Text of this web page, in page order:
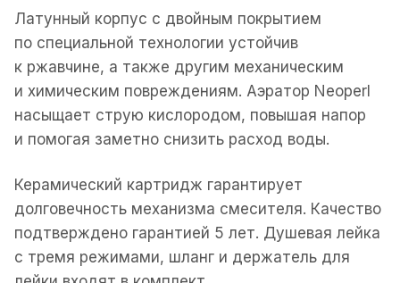
Латунный корпус с двойным покрытием
по специальной технологии устойчив
к ржавчине, а также другим механическим
и химическим повреждениям. Аэратор Neoperl
насыщает струю кислородом, повышая напор
и помогая заметно снизить расход воды.
Керамический картридж гарантирует
долговечность механизма смесителя. Качество
подтверждено гарантией 5 лет. Душевая лейка
с тремя режимами, шланг и держатель для